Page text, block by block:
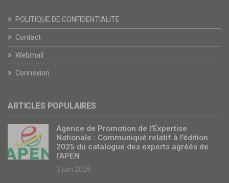
POLITIQUE DE CONFIDENTIALITE
Contact
Webmail
Connexion
ARTICLES POPULAIRES
Agence de Promotion de l’Expertise
Nationale : Communiqué relatif à l’édition
2025 du catalogue des experts agréés de
l’APEN
3 juin 2026